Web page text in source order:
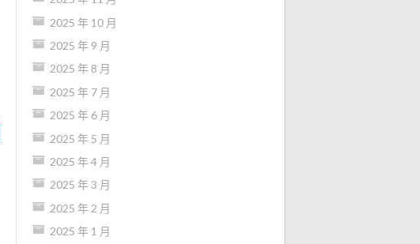
2025 年 10 月
2025 年 9 月
2025 年 8 月
2025 年 7 月
2025 年 6 月
2025 年 5 月
2025 年 4 月
2025 年 3 月
2025 年 2 月
2025 年 1 月